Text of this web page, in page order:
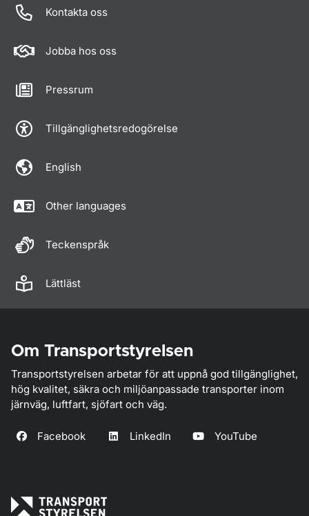
Kontakta oss
Jobba hos oss
Pressrum
Tillgänglighetsredogörelse
English
Other languages
Teckenspråk
Lättläst
Om Transportstyrelsen
Transportstyrelsen arbetar för att uppnå god tillgänglighet,
hög kvalitet, säkra och miljöanpassade transporter inom
järnväg, luftfart, sjöfart och väg.
Facebook LinkedIn YouTube